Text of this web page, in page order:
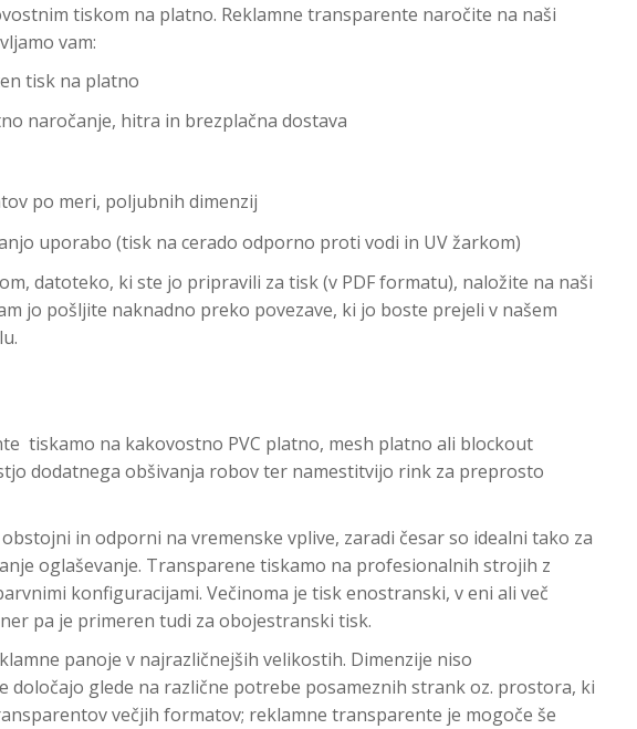
tiskom na platno. Reklamne transparente naročite na naši
vam:
tisk na platno
naročanje, hitra in brezplačna dostava
po meri, poljubnih dimenzij
uporabo (tisk na cerado odporno proti vodi in UV žarkom)
datoteko, ki ste jo pripravili za tisk (v PDF formatu), naložite na naši
jo pošljite naknadno preko povezave, ki jo boste prejeli v našem
tiskamo na kakovostno PVC platno, mesh platno ali blockout
dodatnega obšivanja robov ter namestitvijo rink za preprosto
in odporni na vremenske vplive, zaradi česar so idealni tako za
oglaševanje. Transparene tiskamo na profesionalnih strojih z
konfiguracijami. Večinoma je tisk enostranski, v eni ali več
pa je primeren tudi za obojestranski tisk.
panoje v najrazličnejših velikostih. Dimenzije niso
določajo glede na različne potrebe posameznih strank oz. prostora, ki
večjih formatov; reklamne transparente je mogoče še